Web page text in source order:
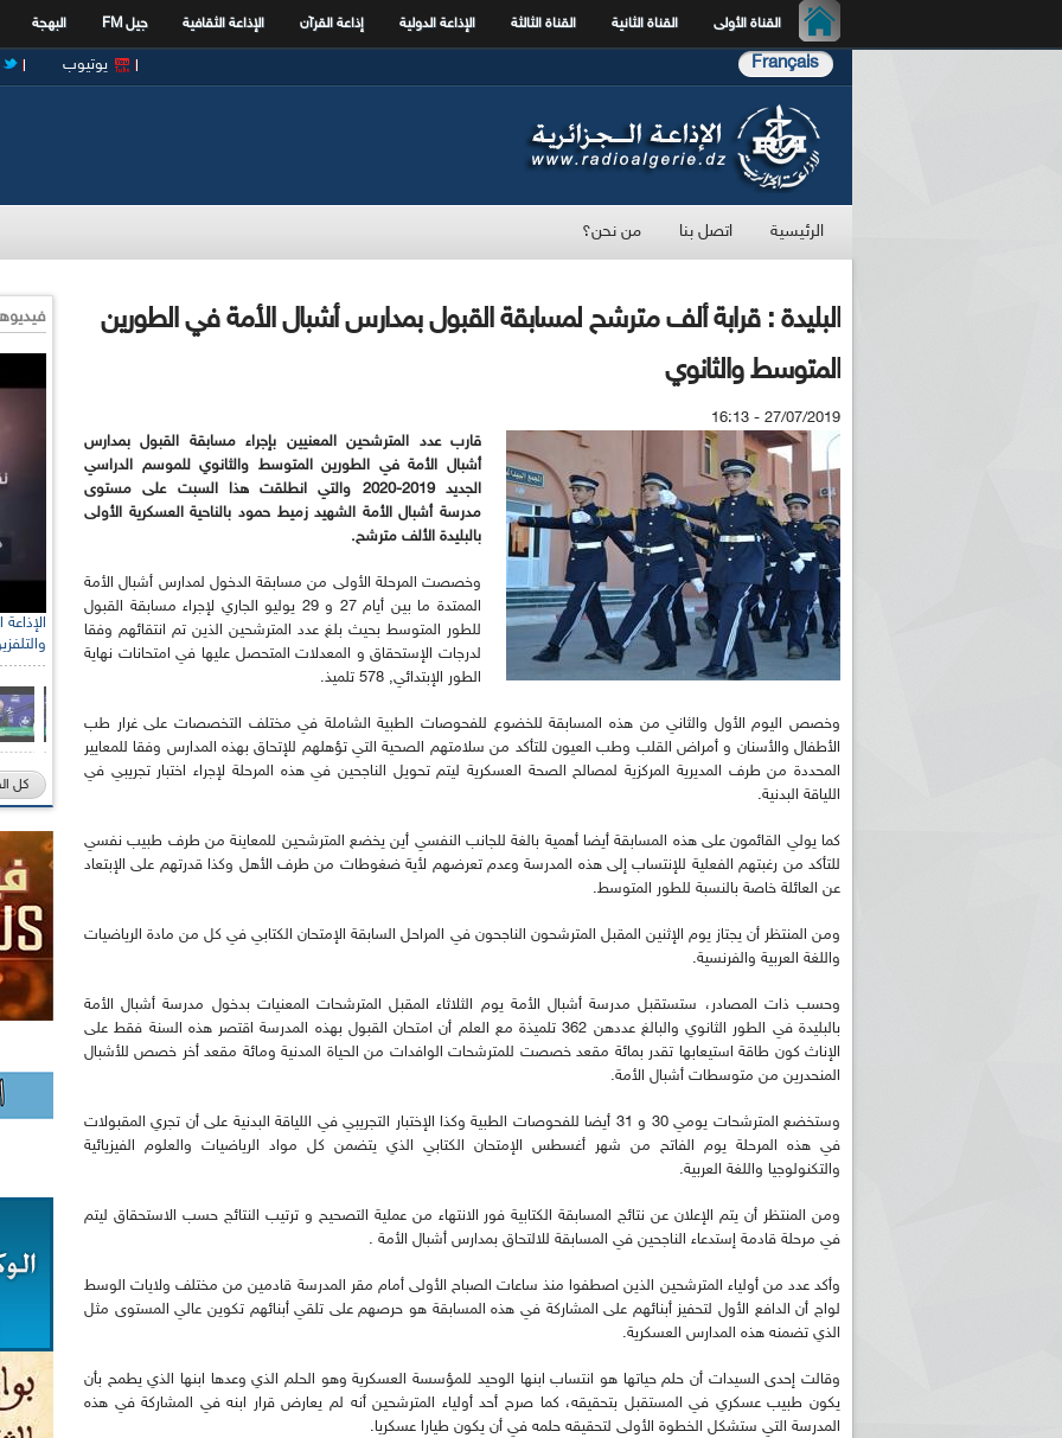
القناة الأولى القناة الثانية القناة الثالثة الإذاعة الدولية إذاعة القرآن الإذاعة الثقافية جيل FM البهجة
Français يوتيوب
الرئيسية اتصل بنا من نحن؟
البليدة : قرابة ألف مترشح لمسابقة القبول بمدارس أشبال الأمة في الطورين
المتوسط والثانوي
27/07/2019 - 16:13
قارب عدد المترشحين المعنيين بإجراء مسابقة القبول بمدارس
أشبال الأمة في الطورين المتوسط والثانوي للموسم الدراسي
الجديد 2019-2020 والتي انطلقت هذا السبت على مستوى
مدرسة أشبال الأمة الشهيد زميط حمود بالناحية العسكرية الأولى
بالبليدة الألف مترشح.
وخصصت المرحلة الأولى من مسابقة الدخول لمدارس أشبال الأمة
الممتدة ما بين أيام 27 و 29 يوليو الجاري لإجراء مسابقة القبول
للطور المتوسط بحيث بلغ عدد المترشحين الذين تم انتقائهم وفقا
لدرجات الإستحقاق و المعدلات المتحصل عليها في امتحانات نهاية
الطور الإبتدائي, 578 تلميذ.
وخصص اليوم الأول والثاني من هذه المسابقة للخضوع للفحوصات الطبية الشاملة في مختلف التخصصات على غرار طب
الأطفال والأسنان و أمراض القلب وطب العيون للتأكد من سلامتهم الصحية التي تؤهلهم للإتحاق بهذه المدارس وفقا للمعايير
المحددة من طرف المديرية المركزية لمصالح الصحة العسكرية ليتم تحويل الناجحين في هذه المرحلة لإجراء اختبار تجريبي في
اللياقة البدنية.
كما يولي القائمون على هذه المسابقة أيضا أهمية بالغة للجانب النفسي أين يخضع المترشحين للمعاينة من طرف طبيب نفسي
للتأكد من رغبتهم الفعلية للإنتساب إلى هذه المدرسة وعدم تعرضهم لأية ضغوطات من طرف الأهل وكذا قدرتهم على الإبتعاد
عن العائلة خاصة بالنسبة للطور المتوسط.
ومن المنتظر أن يجتاز يوم الإثنين المقبل المترشحون الناجحون في المراحل السابقة الإمتحان الكتابي في كل من مادة الرياضيات
واللغة العربية والفرنسية.
وحسب ذات المصادر، ستستقبل مدرسة أشبال الأمة يوم الثلاثاء المقبل المترشحات المعنيات بدخول مدرسة أشبال الأمة
بالبليدة في الطور الثانوي والبالغ عددهن 362 تلميذة مع العلم أن امتحان القبول بهذه المدرسة اقتصر هذه السنة فقط على
الإناث كون طاقة استيعابها تقدر بمائة مقعد خصصت للمترشحات الوافدات من الحياة المدنية ومائة مقعد أخر خصص للأشبال
المنحدرين من متوسطات أشبال الأمة.
وستخضع المترشحات يومي 30 و 31 أيضا للفحوصات الطبية وكذا الإختبار التجريبي في اللياقة البدنية على أن تجري المقبولات
في هذه المرحلة يوم الفاتح من شهر أغسطس الإمتحان الكتابي الذي يتضمن كل مواد الرياضيات والعلوم الفيزيائية
والتكنولوجيا واللغة العربية.
ومن المنتظر أن يتم الإعلان عن نتائج المسابقة الكتابية فور الانتهاء من عملية التصحيح و ترتيب النتائج حسب الاستحقاق ليتم
في مرحلة قادمة إستدعاء الناجحين في المسابقة للالتحاق بمدارس أشبال الأمة .
وأكد عدد من أولياء المترشحين الذين اصطفوا منذ ساعات الصباح الأولى أمام مقر المدرسة قادمين من مختلف ولايات الوسط
لواج أن الدافع الأول لتحفيز أبنائهم على المشاركة في هذه المسابقة هو حرصهم على تلقي أبنائهم تكوين عالي المستوى مثل
الذي تضمنه هذه المدارس العسكرية.
وقالت إحدى السيدات أن حلم حياتها هو انتساب ابنها الوحيد للمؤسسة العسكرية وهو الحلم الذي وعدها ابنها الذي يطمح بأن
يكون طبيب عسكري في المستقبل بتحقيقه، كما صرح أحد أولياء المترشحين أنه لم يعارض قرار ابنه في المشاركة في هذه
المدرسة التي ستشكل الخطوة الأولى لتحقيقه حلمه في أن يكون طيارا عسكريا.
كل